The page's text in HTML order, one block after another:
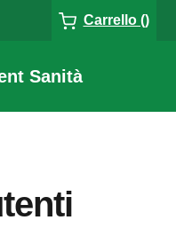
Carrello ()
Sanità